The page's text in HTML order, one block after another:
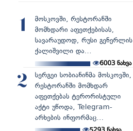
1
მოსკოვში, რესტორანში
მომხდარი აფეთქებისას,
სავარაუდოდ, რუსი გენერლის
ქალიშვილი და...
6003 ნახვა
2
სერგეი სობიანინმა მოსკოვში,
რესტორანში მომხდარ
აფეთქებას ტერორისტული
აქტი უწოდა, Telegram-
არხების ინფორმაც...